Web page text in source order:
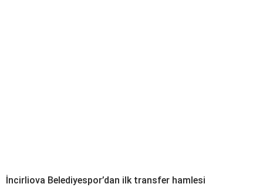
İncirliova Belediyespor’dan ilk transfer hamlesi